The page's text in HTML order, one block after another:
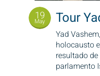
19
May Tour
Yad
holocausto
resultado
parlamento